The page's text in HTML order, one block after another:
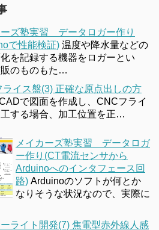
ーズ塾実習 データロガー作り
で性能検証) 温度や降水量などの
を記録する機器をロガーとい
販のものもた…
ライス盤(3) 正確な原点出しの方
で図面を作成し、CNCフライ
する場合、加工位置を正…
メイカーズ塾実習 データロガ
ー作り(CT電流センサから
Arduinoへのインタフェース回
路) Arduinoのソフトが何とか
なりそうな状況なので、実際に
ライト開発(7) 焦電型赤外線人感